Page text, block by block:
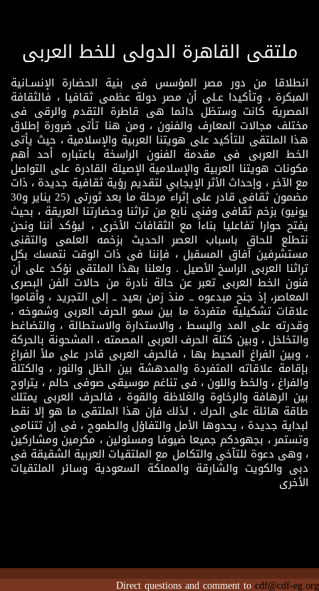
ملتقى القاهرة الدولى للخط العربى
انطلاقا من دور مصر المؤسس فى بنية الحضارة الإنسـانية
المبكرة ، وتأكيدا عـلى أن مصر دولة عظمى ثقافيا ، فالثقافة
المصرية كانت وستظل دائما هى قاطرة التقدم والرقى فى
مختلف مجالات المعارف والفنون ، ومن هنا تأتى ضرورة إطلاق
هذا الملتقى للتأكيد على هويتنا العربية والإسلامية ، حيث يأتى
الخط العربى فى مقدمة الفنون الراسخة باعتباره أحد أهم
مكونات هويتنا العربية والإسلامية الإصيلة القادرة على التواصل
مع الآخر ، وإحداث الأثر الإيجابي لتقديم رؤية ثقافية جديدة ، ذات
مضمون ثقافى قادر على إثراء مرحلة ما بعد ثورتى (25 يناير و30
يونيو) بزخم ثقافى وفنى نابع من تراثنا وحضارتنا العريقة ، بحيث
يفتح حوارا تفاعليا بناءاً مع الثقافات الأخرى ، ليؤكد أننا ونحن
نتطلع للحاق باسباب العصر الحديث بزخمه العلمى والتقنى
مستشرفين آفاق المسقبل ، فإننا فى ذات الوقت نتمسك بكل
تراثنا العربى الراسخ الأصيل . ولعلنا بهذا الملتقى نؤكد على أن
فنون الخط العربى تعبر عن حالة نادرة من حالات الفن البصرى
المعاصر، إذ جنح مبدعوه ــ منذ زمن بعيد ــ إلى التجريد ، وأقاموا
علاقات تشكيلية متفردة ما بين سمو الحرف العربى وشموخه ،
وقدرته على المد والبسط ، والاستدارة والاستطالة ، والتضاغط
والتخلخل ، وبين كتلة الحرف العربى المصمته ، المشحونة بالحركة
، وبين الفراغ المحيط بها ، فالحرف العربى قادر على ملأ الفراغ
بإقامة علاقاته المتفردة والمدهشة بين الظل والنور ، والكتلة
والفراغ ، والخط واللون ، فى تناغم موسيقى صوفى حالم ، يتراوح
بين الرهافة والرخاوة والغلاظة والقوة ، فالحرف العربى يمتلك
طاقة هائلة على الحرك ، لذلك فإن هذا الملتقى ما هو إلا نقط
لبداية جديدة ، يحدوها الأمل والتفاؤل والطموح ، فى إن تتنامى
وتستمر ، بجهودكم جميعا ضيوفا ومسئولين ، مكرمين ومشاركين
، وهى دعوة للتآخى والتكامل مع الملتقيات العربية الشقيقة فى
دبى والكويت والشارقة والمملكة السعودية وسائر الملتقيات
الأخرى
Direct questions and comment tocdf@cdf-eg.org